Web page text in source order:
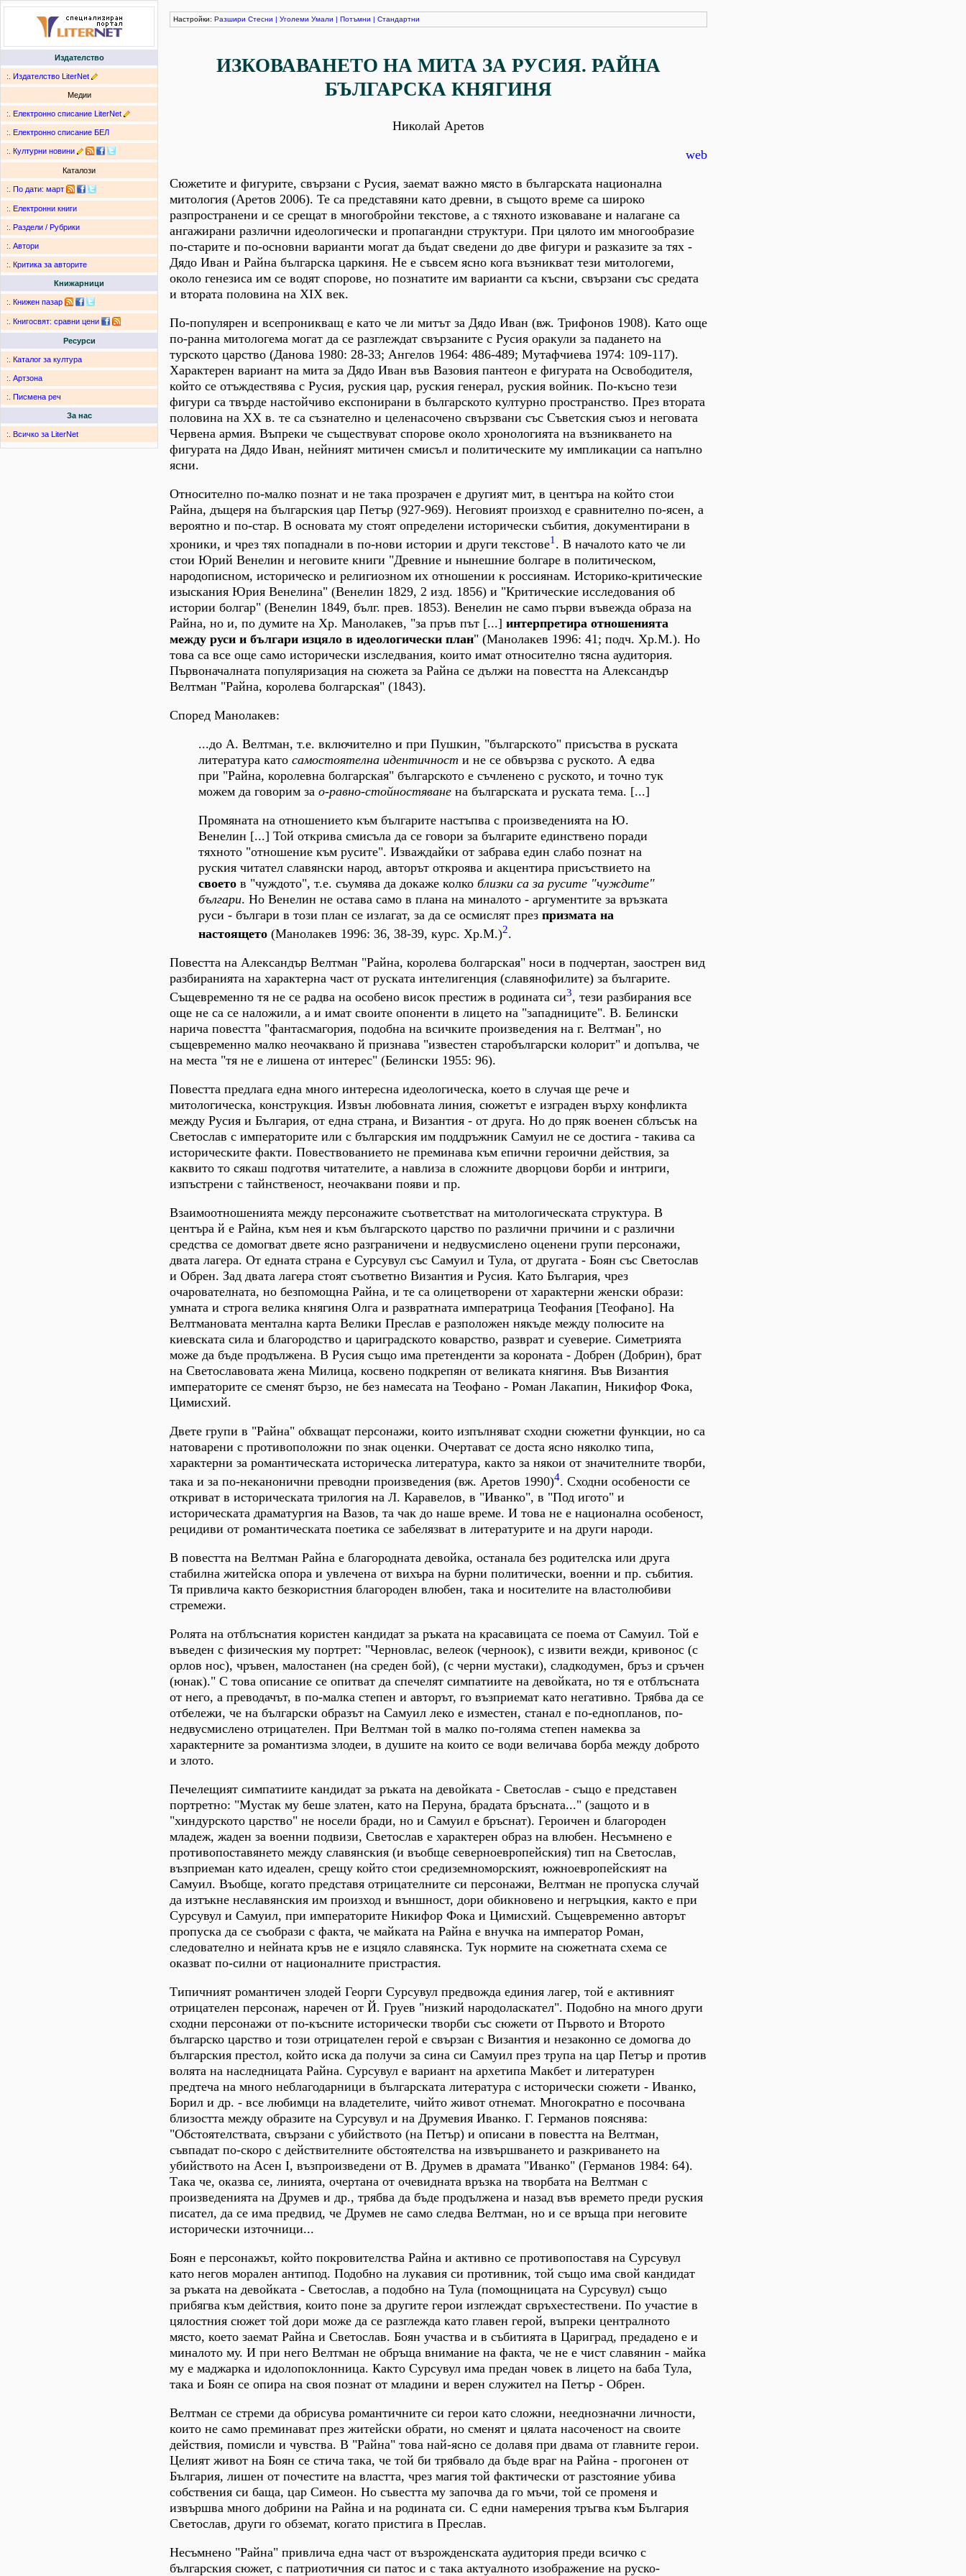
Издателство
:. Издателство LiterNet
Медии
:. Електронно списание LiterNet
:. Електронно списание БЕЛ
:. Културни новини
Каталози
:. По дати: март
:. Електронни книги
:. Раздели / Рубрики
:. Автори
:. Критика за авторите
Книжарници
:. Книжен пазар
:. Книгосвят: сравни цени
Ресурси
:. Каталог за култура
:. Артзона
:. Писмена реч
За нас
:. Всичко за LiterNet
Настройки: Разшири Стесни | Уголеми Умали | Потъмни | Стандартни
ИЗКОВАВАНЕТО НА МИТА ЗА РУСИЯ. РАЙНА
БЪЛГАРСКА КНЯГИНЯ
Николай Аретов
web
Сюжетите и фигурите, свързани с Русия, заемат важно място в българската национална
митология (Аретов 2006). Те са представяни като древни, в същото време са широко
разпространени и се срещат в многобройни текстове, а с тяхното изковаване и налагане са
ангажирани различни идеологически и пропагандни структури. При цялото им многообразие
по-старите и по-основни варианти могат да бъдат сведени до две фигури и разказите за тях -
Дядо Иван и Райна българска царкиня. Не е съвсем ясно кога възникват тези митологеми,
около генезиса им се водят спорове, но познатите им варианти са късни, свързани със средата
и втората половина на ХІХ век.
По-популярен и всепроникващ е като че ли митът за Дядо Иван (вж. Трифонов 1908). Като още
по-ранна митологема могат да се разглеждат свързаните с Русия оракули за падането на
турското царство (Данова 1980: 28-33; Ангелов 1964: 486-489; Мутафчиева 1974: 109-117).
Характерен вариант на мита за Дядо Иван във Вазовия пантеон е фигурата на Освободителя,
който се отъждествява с Русия, руския цар, руския генерал, руския войник. По-късно тези
фигури са твърде настойчиво експонирани в българското културно пространство. През втората
половина на ХХ в. те са съзнателно и целенасочено свързвани със Съветския съюз и неговата
Червена армия. Въпреки че съществуват спорове около хронологията на възникването на
фигурата на Дядо Иван, нейният митичен смисъл и политическите му импликации са напълно
ясни.
Относително по-малко познат и не така прозрачен е другият мит, в центъра на който стои
Райна, дъщеря на българския цар Петър (927-969). Неговият произход е сравнително по-ясен, а
вероятно и по-стар. В основата му стоят определени исторически събития, документирани в
хроники, и чрез тях попаднали в по-нови истории и други текстове1 . В началото като че ли
стои Юрий Венелин и неговите книги "Древние и нынешние болгаре в политическом,
народописном, историческо и религиозном их отношении к россиянам. Историко-критические
изыскания Юрия Венелина" (Венелин 1829, 2 изд. 1856) и "Критические исследования об
истории болгар" (Венелин 1849, бълг. прев. 1853). Венелин не само първи въвежда образа на
Райна, но и, по думите на Хр. Манолакев, "за пръв път [...] интерпретира отношенията
между руси и българи изцяло в идеологически план" (Манолакев 1996: 41; подч. Хр.М.). Но
това са все още само исторически изследвания, които имат относително тясна аудитория.
Първоначалната популяризация на сюжета за Райна се дължи на повестта на Александър
Велтман "Райна, королева болгарская" (1843).
Според Манолакев:
...до А. Велтман, т.е. включително и при Пушкин, "българското" присъства в руската
литература като самостоятелна идентичност и не се обвързва с руското. А едва
при "Райна, королевна болгарская" българското е съчленено с руското, и точно тук
можем да говорим за о-равно-стойностяване на българската и руската тема. [...]
Промяната на отношението към българите настъпва с произведенията на Ю.
Венелин [...] Той открива смисъла да се говори за българите единствено поради
тяхното "отношение към русите". Изваждайки от забрава един слабо познат на
руския читател славянски народ, авторът откроява и акцентира присъствието на
своето в "чуждото", т.е. съумява да докаже колко близки са за русите "чуждите"
българи. Но Венелин не остава само в плана на миналото - аргументите за връзката
руси - българи в този план се излагат, за да се осмислят през призмата на
настоящето (Манолакев 1996: 36, 38-39, курс. Хр.М.)2.
Повестта на Александър Велтман "Райна, королева болгарская" носи в подчертан, заострен вид
разбиранията на характерна част от руската интелигенция (славянофилите) за българите.
Същевременно тя не се радва на особено висок престиж в родината си3, тези разбирания все
още не са се наложили, а и имат своите опоненти в лицето на "западниците". В. Белински
нарича повестта "фантасмагория, подобна на всичките произведения на г. Велтман", но
същевременно малко неочаквано й признава "известен старобългарски колорит" и допълва, че
на места "тя не е лишена от интерес" (Белински 1955: 96).
Повестта предлага една много интересна идеологическа, което в случая ще рече и
митологическа, конструкция. Извън любовната линия, сюжетът е изграден върху конфликта
между Русия и България, от една страна, и Византия - от друга. Но до пряк военен сблъсък на
Светослав с императорите или с българския им поддръжник Самуил не се достига - такива са
историческите факти. Повествованието не преминава към епични героични действия, за
каквито то сякаш подготвя читателите, а навлиза в сложните дворцови борби и интриги,
изпъстрени с тайнственост, неочаквани появи и пр.
Взаимоотношенията между персонажите съответстват на митологическата структура. В
центъра й е Райна, към нея и към българското царство по различни причини и с различни
средства се домогват двете ясно разграничени и недвусмислено оценени групи персонажи,
двата лагера. От едната страна е Сурсувул със Самуил и Тула, от другата - Боян със Светослав
и Обрен. Зад двата лагера стоят съответно Византия и Русия. Като България, чрез
очарователната, но безпомощна Райна, и те са олицетворени от характерни женски образи:
умната и строга велика княгиня Олга и развратната императрица Теофания [Теофано]. На
Велтмановата ментална карта Велики Преслав е разположен някъде между полюсите на
киевската сила и благородство и цариградското коварство, разврат и суеверие. Симетрията
може да бъде продължена. В Русия също има претенденти за короната - Добрен (Добрин), брат
на Светославовата жена Милица, косвено подкрепян от великата княгиня. Във Византия
императорите се сменят бързо, не без намесата на Теофано - Роман Лакапин, Никифор Фока,
Цимисхий.
Двете групи в "Райна" обхващат персонажи, които изпълняват сходни сюжетни функции, но са
натоварени с противоположни по знак оценки. Очертават се доста ясно няколко типа,
характерни за романтическата историческа литература, както за някои от значителните творби,
така и за по-неканонични преводни произведения (вж. Аретов 1990)4. Сходни особености се
откриват в историческата трилогия на Л. Каравелов, в "Иванко", в "Под игото" и
историческата драматургия на Вазов, та чак до наше време. И това не е национална особеност,
рецидиви от романтическата поетика се забелязват в литературите и на други народи.
В повестта на Велтман Райна е благородната девойка, останала без родителска или друга
стабилна житейска опора и увлечена от вихъра на бурни политически, военни и пр. събития.
Тя привлича както безкористния благороден влюбен, така и носителите на властолюбиви
стремежи.
Ролята на отблъснатия користен кандидат за ръката на красавицата се поема от Самуил. Той е
въведен с физическия му портрет: "Черновлас, велеок (черноок), с извити вежди, кривонос (с
орлов нос), чръвен, малостанен (на среден бой), (с черни мустаки), сладкодумен, бръз и сръчен
(юнак)." С това описание се опитват да спечелят симпатиите на девойката, но тя е отблъсната
от него, а преводачът, в по-малка степен и авторът, го възприемат като негативно. Трябва да се
отбележи, че на български образът на Самуил леко е изместен, станал е по-еднопланов, по-
недвусмислено отрицателен. При Велтман той в малко по-голяма степен намеква за
характерните за романтизма злодеи, в душите на които се води величава борба между доброто
и злото.
Печелещият симпатиите кандидат за ръката на девойката - Светослав - също е представен
портретно: "Мустак му беше златен, като на Перуна, брадата бръсната..." (защото и в
"хиндурското царство" не носели бради, но и Самуил е бръснат). Героичен и благороден
младеж, жаден за военни подвизи, Светослав е характерен образ на влюбен. Несъмнено е
противопоставянето между славянския (и въобще северноевропейския) тип на Светослав,
възприеман като идеален, срещу който стои средиземноморският, южноевропейският на
Самуил. Въобще, когато представя отрицателните си персонажи, Велтман не пропуска случай
да изтъкне неславянския им произход и външност, дори обикновено и негръцкия, както е при
Сурсувул и Самуил, при императорите Никифор Фока и Цимисхий. Същевременно авторът
пропуска да се съобрази с факта, че майката на Райна е внучка на император Роман,
следователно и нейната кръв не е изцяло славянска. Тук нормите на сюжетната схема се
оказват по-силни от националните пристрастия.
Типичният романтичен злодей Георги Сурсувул предвожда единия лагер, той е активният
отрицателен персонаж, наречен от Й. Груев "низкий народоласкател". Подобно на много други
сходни персонажи от по-късните исторически творби със сюжети от Първото и Второто
българско царство и този отрицателен герой е свързан с Византия и незаконно се домогва до
българския престол, който иска да получи за сина си Самуил през трупа на цар Петър и против
волята на наследницата Райна. Сурсувул е вариант на архетипа Макбет и литературен
предтеча на много неблагодарници в българската литература с исторически сюжети - Иванко,
Борил и др. - все любимци на владетелите, чийто живот отнемат. Многократно е посочвана
близостта между образите на Сурсувул и на Друмевия Иванко. Г. Германов пояснява:
"Обстоятелствата, свързани с убийството (на Петър) и описани в повестта на Велтман,
съвпадат по-скоро с действителните обстоятелства на извършването и разкриването на
убийството на Асен I, възпроизведени от В. Друмев в драмата "Иванко" (Германов 1984: 64).
Така че, оказва се, линията, очертана от очевидната връзка на творбата на Велтман с
произведенията на Друмев и др., трябва да бъде продължена и назад във времето преди руския
писател, да се има предвид, че Друмев не само следва Велтман, но и се връща при неговите
исторически източници...
Боян е персонажът, който покровителства Райна и активно се противопоставя на Сурсувул
като негов морален антипод. Подобно на лукавия си противник, той също има свой кандидат
за ръката на девойката - Светослав, а подобно на Тула (помощницата на Сурсувул) също
прибягва към действия, които поне за другите герои изглеждат свръхестествени. По участие в
цялостния сюжет той дори може да се разглежда като главен герой, въпреки централното
място, което заемат Райна и Светослав. Боян участва и в събитията в Цариград, предадено е и
миналото му. И при него Велтман не обръща внимание на факта, че не е чист славянин - майка
му е маджарка и идолопоклонница. Както Сурсувул има предан човек в лицето на баба Тула,
така и Боян се опира на своя познат от младини и верен служител на Петър - Обрен.
Велтман се стреми да обрисува романтичните си герои като сложни, нееднозначни личности,
които не само преминават през житейски обрати, но сменят и цялата насоченост на своите
действия, помисли и чувства. В "Райна" това най-ясно се долавя при двама от главните герои.
Целият живот на Боян се стича така, че той би трябвало да бъде враг на Райна - прогонен от
България, лишен от почестите на властта, чрез магия той фактически от разстояние убива
собствения си баща, цар Симеон. Но съвестта му започва да го мъчи, той се променя и
извършва много добрини на Райна и на родината си. С едни намерения тръгва към България
Светослав, други го обземат, когато пристига в Преслав.
Несъмнено "Райна" привлича една част от възрожденската аудитория преди всичко с
българския сюжет, с патриотичния си патос и с така актуалното изображение на руско-